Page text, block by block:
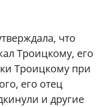
что
Троицкому, его
Троицкому при
его отец
и другие